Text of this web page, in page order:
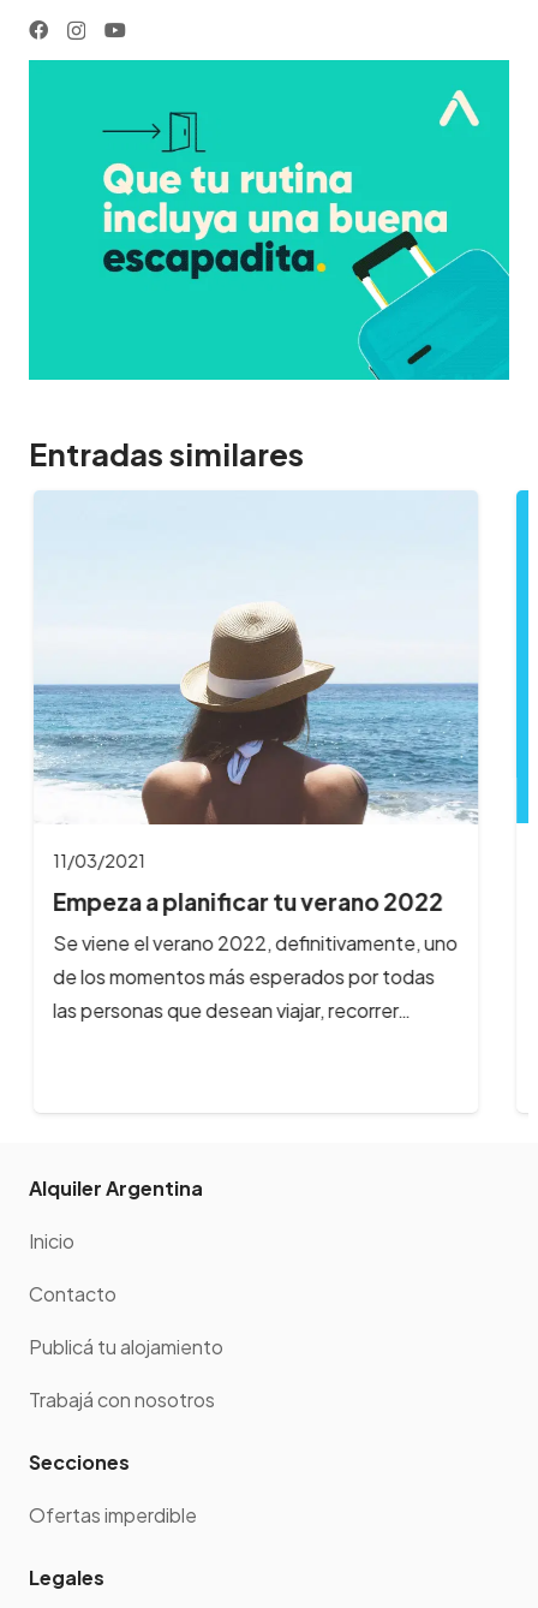
Entradas similares
11/03/2021
Empeza a planificar tu verano 2022
Se viene el verano 2022, definitivamente, uno
de los momentos más esperados por todas
las personas que desean viajar, recorrer…
Alquiler Argentina
Inicio
Contacto
Publicá tu alojamiento
Trabajá con nosotros
Secciones
Ofertas imperdible
Legales